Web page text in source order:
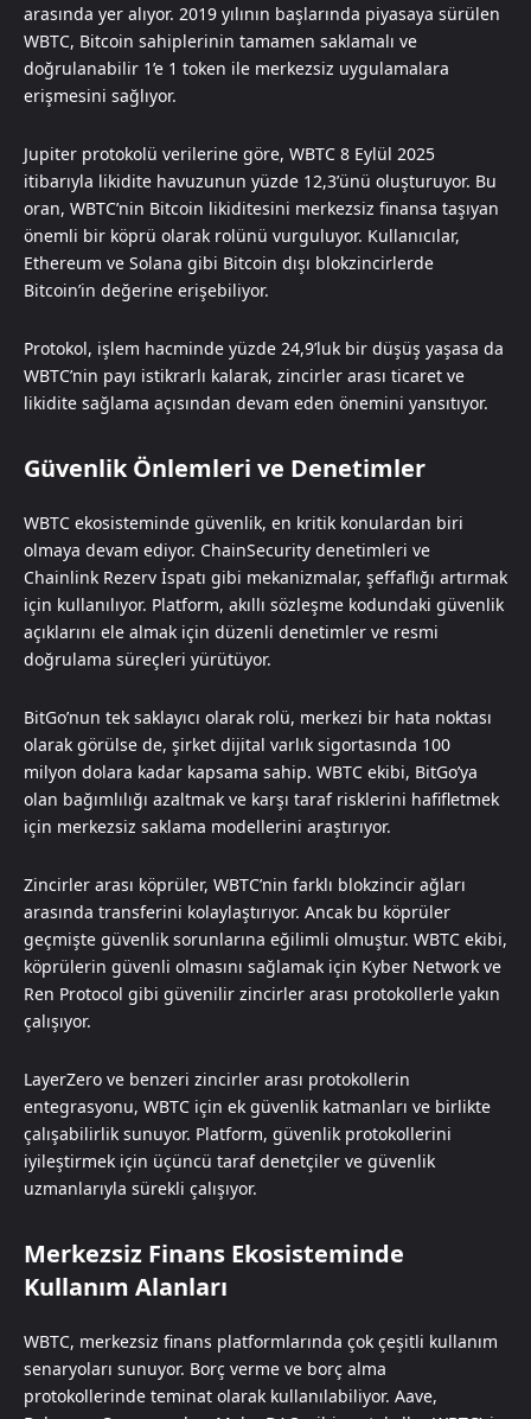
arasında yer alıyor. 2019 yılının başlarında piyasaya sürülen
WBTC, Bitcoin sahiplerinin tamamen saklamalı ve
doğrulanabilir 1’e 1 token ile merkezsiz uygulamalara
erişmesini sağlıyor.
Jupiter protokolü verilerine göre, WBTC 8 Eylül 2025
itibarıyla likidite havuzunun yüzde 12,3’ünü oluşturuyor. Bu
oran, WBTC’nin Bitcoin likiditesini merkezsiz finansa taşıyan
önemli bir köprü olarak rolünü vurguluyor. Kullanıcılar,
Ethereum ve Solana gibi Bitcoin dışı blokzincirlerde
Bitcoin’in değerine erişebiliyor.
Protokol, işlem hacminde yüzde 24,9’luk bir düşüş yaşasa da
WBTC’nin payı istikrarlı kalarak, zincirler arası ticaret ve
likidite sağlama açısından devam eden önemini yansıtıyor.
Güvenlik Önlemleri ve Denetimler
WBTC ekosisteminde güvenlik, en kritik konulardan biri
olmaya devam ediyor. ChainSecurity denetimleri ve
Chainlink Rezerv İspatı gibi mekanizmalar, şeffaflığı artırmak
için kullanılıyor. Platform, akıllı sözleşme kodundaki güvenlik
açıklarını ele almak için düzenli denetimler ve resmi
doğrulama süreçleri yürütüyor.
BitGo’nun tek saklayıcı olarak rolü, merkezi bir hata noktası
olarak görülse de, şirket dijital varlık sigortasında 100
milyon dolara kadar kapsama sahip. WBTC ekibi, BitGo’ya
olan bağımlılığı azaltmak ve karşı taraf risklerini hafifletmek
için merkezsiz saklama modellerini araştırıyor.
Zincirler arası köprüler, WBTC’nin farklı blokzincir ağları
arasında transferini kolaylaştırıyor. Ancak bu köprüler
geçmişte güvenlik sorunlarına eğilimli olmuştur. WBTC ekibi,
köprülerin güvenli olmasını sağlamak için Kyber Network ve
Ren Protocol gibi güvenilir zincirler arası protokollerle yakın
çalışıyor.
LayerZero ve benzeri zincirler arası protokollerin
entegrasyonu, WBTC için ek güvenlik katmanları ve birlikte
çalışabilirlik sunuyor. Platform, güvenlik protokollerini
iyileştirmek için üçüncü taraf denetçiler ve güvenlik
uzmanlarıyla sürekli çalışıyor.
Merkezsiz Finans Ekosisteminde
Kullanım Alanları
WBTC, merkezsiz finans platformlarında çok çeşitli kullanım
senaryoları sunuyor. Borç verme ve borç alma
protokollerinde teminat olarak kullanılabiliyor. Aave,